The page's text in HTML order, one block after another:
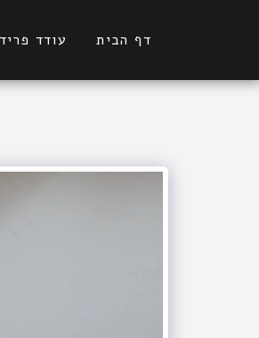
דף הבית עודד